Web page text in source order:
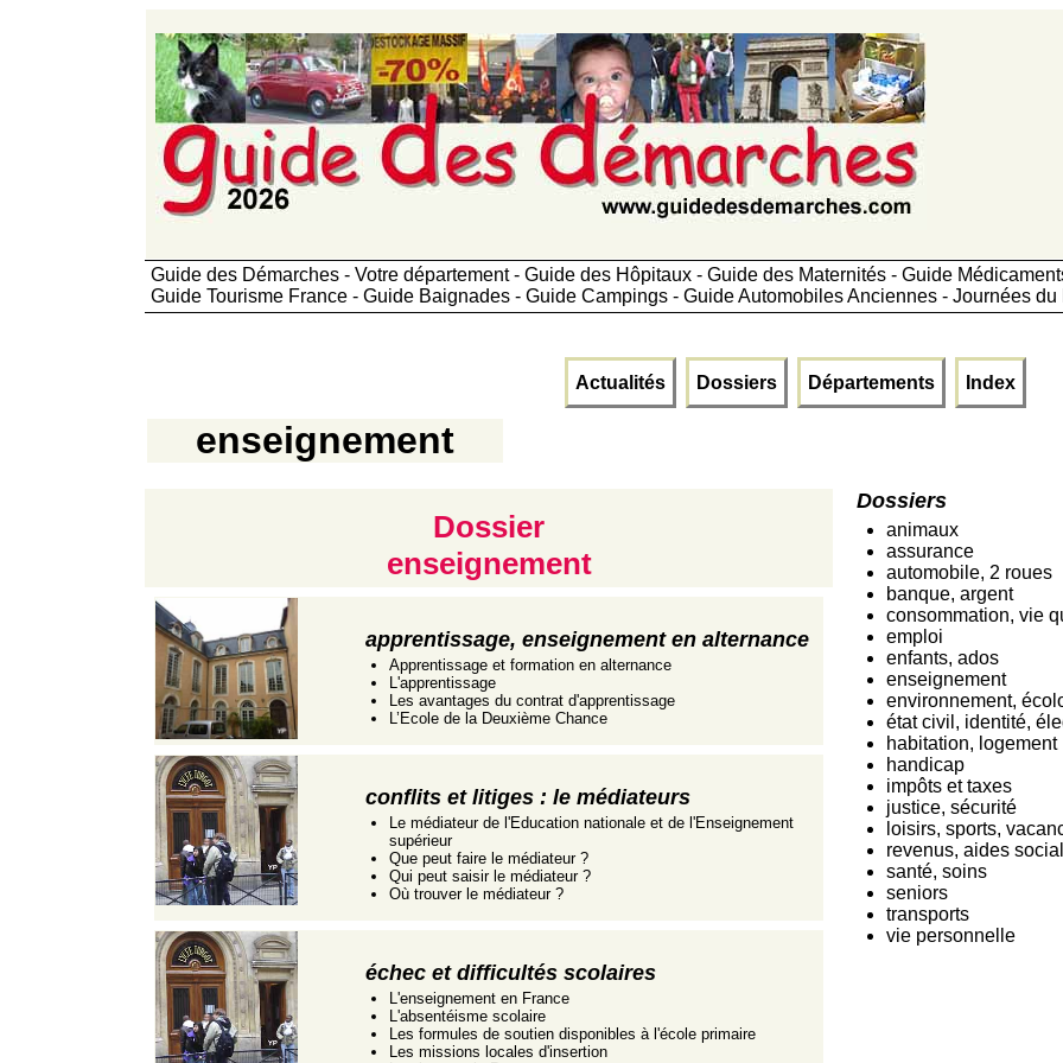
Guide des Démarches - Votre département - Guide des Hôpitaux - Guide des Maternités - Guide
Guide Tourisme France - Guide Baignades - Guide Campings - Guide Automobiles Anciennes - Journées du
Actualités Dossiers Départements Index
enseignement
Dossier
enseignement
apprentissage, enseignement en alternance
Apprentissage et formation en alternance
L'apprentissage
Les avantages du contrat d'apprentissage
L’Ecole de la Deuxième Chance
conflits et litiges : le médiateurs
Le médiateur de l'Education nationale et de l'Enseignement
supérieur
Que peut faire le médiateur ?
Qui peut saisir le médiateur ?
Où trouver le médiateur ?
échec et difficultés scolaires
L'enseignement en France
L'absentéisme scolaire
Les formules de soutien disponibles à l'école primaire
Les missions locales d'insertion
Dossiers
animaux
assurance
automobile, 2 roues
banque, argent
consommation, vie
emploi
enfants, ados
enseignement
environnement,
état civil, identité,
habitation, logement
handicap
impôts et taxes
justice, sécurité
loisirs, sports,
revenus, aides
santé, soins
seniors
transports
vie personnelle